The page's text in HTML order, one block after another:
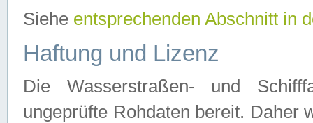
Siehe entsprechenden Abschnitt in
Haftung und Lizenz
Die Wasserstraßen- und
ungeprüfte Rohdaten bereit. Daher